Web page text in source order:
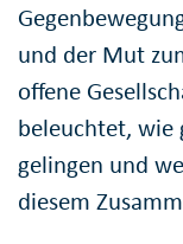
und der Mut
offene
beleuchtet, wie
gelingen und
diesem